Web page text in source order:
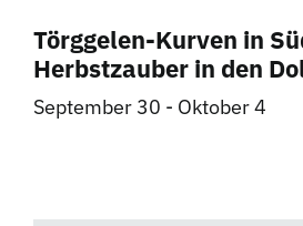
Törggelen-Kurven in
Herbstzauber in den
September 30 - Oktober 4